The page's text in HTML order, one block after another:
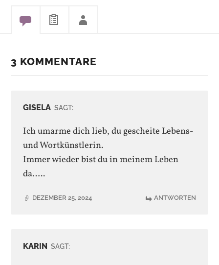
3 KOMMENTARE
GISELA SAGT:
Ich umarme dich lieb, du gescheite Lebens-
und Wortkünstlerin.
Immer wieder bist du in meinem Leben
da…..
DEZEMBER 25, 2024 ANTWORTEN
KARIN SAGT: